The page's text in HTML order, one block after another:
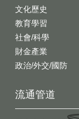
文化歷史
教育學習
社會/科學
財金產業
政治/外交/國防
流通管道